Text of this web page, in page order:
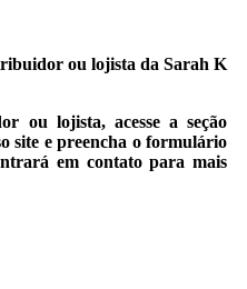
ou lojista da Sarah K
ou lojista, acesse a seção
site e preencha o formulário
em contato para mais